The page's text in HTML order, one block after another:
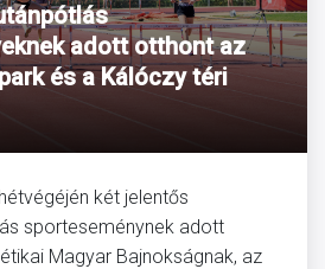
adott otthont az
és a Kálóczy téri
két jelentős
sporteseménynek adott
Magyar Bajnokságnak, az